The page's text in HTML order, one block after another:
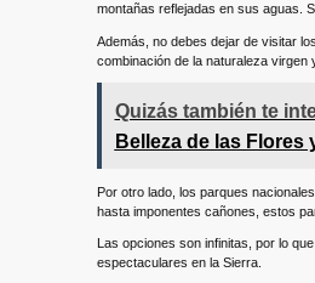
montañas reflejadas en sus aguas.
Además, no debes dejar de visitar
combinación de la naturaleza virgen
Quizás también te
Belleza de las Flores
Por otro lado, los parques
hasta imponentes cañones, estos
Las opciones son infinitas, por lo
espectaculares en la Sierra.